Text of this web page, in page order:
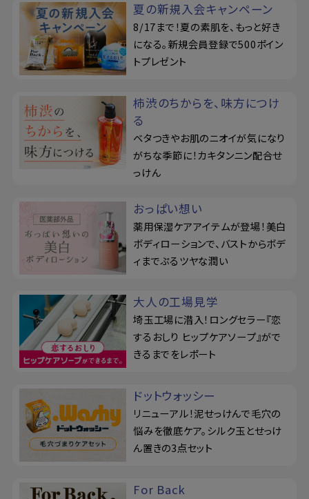
夏の新規入会キャンペーン
8/17まで！夏の素肌を、もっと好き
になる。新規会員登録で500ポイン
トプレゼント
柿渋のちからを、味方につけ
る
ベタつきやお肌のニオイが気になり
がちな季節に！カキタンニン配合せ
っけん
おっぱい想い
薬用保湿ケアアイテムが登場！美白
ボディローションで、バストからボデ
ィまでぷるツヤな潤い
大人の工場見学
埼玉工場に潜入！ロングセラー『恋
するおしり ヒップケアソープ』がで
きるまでをレポート
ドットウォッシー
リニューアル！泥せっけんで毛穴の
悩みを徹底ケア。シルク玉とせっけ
ん置きの3点セット
For Back